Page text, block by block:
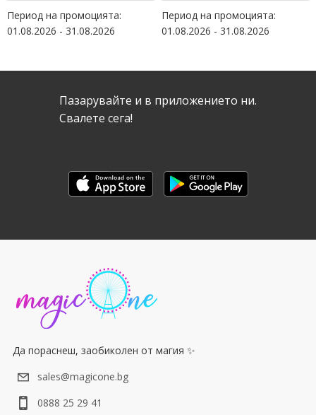
Период на промоцията:
01.08.2026 - 31.08.2026
Период на промоцията:
01.08.2026 - 31.08.2026
Пазарувайте и в приложението ни.
Свалeте сега!
Да пораснеш, заобиколен от магия ✨
sales@magicone.bg
0888 25 29 41